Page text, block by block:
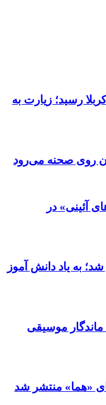
رسید؛ زیارت به
روی صحنه می‌رود
آئینی» در
به یاد دانش آموز
موسیقی
«هما» منتشر شد